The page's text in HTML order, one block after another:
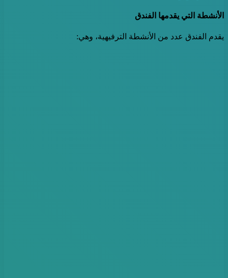
الأنشطة التي يقدمها الفندق
يقدم الفندق عدد من الأنشطة الترفيهية، وهي: